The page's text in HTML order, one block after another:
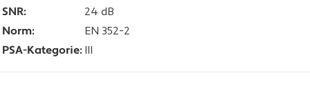
SNR:
24 dB
Norm:
EN 352-2
PSA-Kategorie: